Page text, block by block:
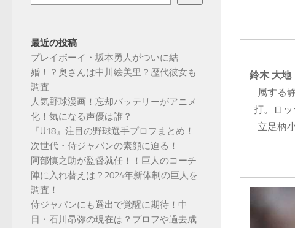
鈴木 大地
属する
打。ロ
立足柄
最近の投稿
プレイボーイ・坂本勇人がついに結
婚！？奥さんは中川絵美里？歴代彼女も
調査
人気野球漫画！忘却バッテリーがアニメ
化！気になる声優は誰？
『U18』注目の野球選手プロフまとめ！
次世代・侍ジャパンの素顔に迫る！
阿部慎之助が監督就任！！巨人のコーチ
陣に入れ替えは？2024年新体制の巨人を
調査！
侍ジャパンにも選出で覚醒に期待！中
日・石川昂弥の現在は？プロフや過去成